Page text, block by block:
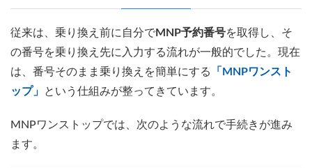
従来は、乗り換え前に自分でMNP予約番号を取得し、そ
の番号を乗り換え先に入力する流れが一般的でした。現在
は、番号そのまま乗り換えを簡単にする
「MNPワンスト
ップ」
という仕組みが整ってきています。
MNPワンストップでは、次のような流れで手続きが進み
ます。